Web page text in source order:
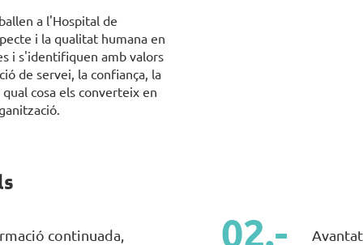
a l'Hospital de
i la qualitat humana en
i s'identifiquen amb valors
de servei, la confiança, la
cosa els converteix en
continuada,